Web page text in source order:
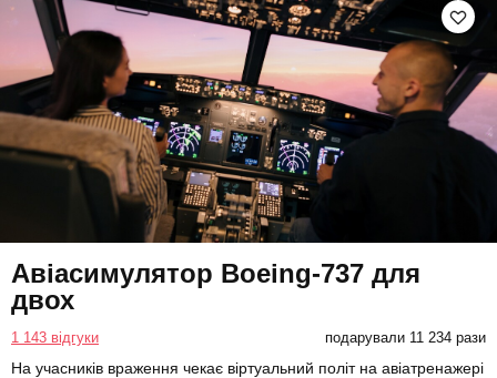
Авіасимулятор Boeing-737 для
двох
1 143 відгуки подарували 11 234 рази
На учасників враження чекає віртуальний політ на авіатренажері